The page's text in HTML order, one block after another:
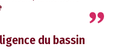
du bassin